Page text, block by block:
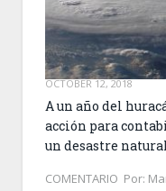
OCTOBER 12, 2018
A un año del
acción para
un desastre
COMENTARIO Por: